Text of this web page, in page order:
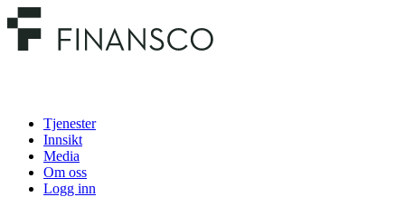
Tjenester
Innsikt
Media
Om oss
Logg inn